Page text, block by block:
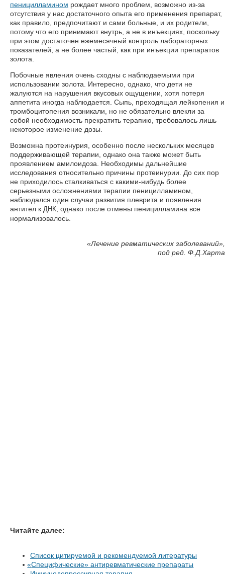
пеницилламином рождает много проблем, возможно из-за
отсутствия у нас достаточного опыта его применения препарат,
как правило, предпочитают и сами больные, и их родители,
потому что его принимают внутрь, а не в инъекциях, поскольку
при этом достаточен ежемесячный контроль лабораторных
показателей, а не более частый, как при инъекции препаратов
золота.
Побочные явления очень сходны с наблюдаемыми при
использовании золота. Интересно, однако, что дети не
жалуются на нарушения вкусовых ощущении, хотя потеря
аппетита иногда наблюдается. Сыпь, преходящая лейкопения и
тромбоцитопения возникали, но не обязательно влекли за
собой необходимость прекратить терапию, требовалось лишь
некоторое изменение дозы.
Возможна протеинурия, особенно после нескольких месяцев
поддерживающей терапии, однако она также может быть
проявлением амилоидоза. Необходимы дальнейшие
исследования относительно причины протеинурии. До сих пор
не приходилось сталкиваться с какими-нибудь более
серьезными осложнениями терапии пеницилламином,
наблюдался один случаи развития плеврита и появления
антител к ДНК , однако после отмены пеницилламина все
нормализовалось.
«Лечение ревматических заболеваний»,
под ред. Ф.Д.Харта
Читайте далее:
Список цитируемой и рекомендуемой литературы
«Специфические» антиревматические препараты